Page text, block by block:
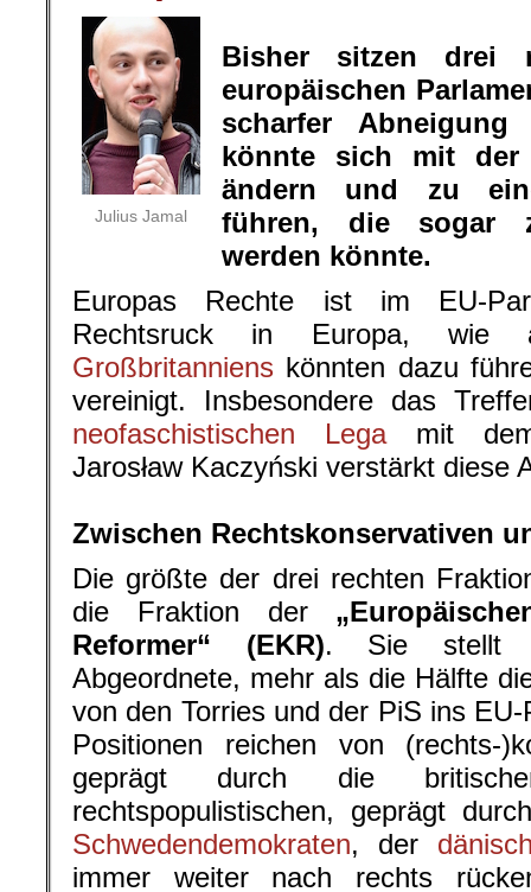
Julius Jamal
Bisher sitzen drei
europäischen
scharfer
könnte sich mit der
ändern und zu
führen, die sogar
werden könnte.
Europas Rechte ist im EU-
Rechtsruck in Europa,
Großbritanniens könnten dazu
vereinigt. Insbesondere das
neofaschistischen Lega mit
Jarosław Kaczyński verstärkt diese
Zwischen Rechtskonservativen
Die größte der drei rechten
die Fraktion der
Reformer“ (EKR). Sie stellt
Abgeordnete, mehr als die Hälfte
von den Torries und der PiS ins
Positionen reichen von (rechts-
geprägt durch die
rechtspopulistischen, geprägt
Schwedendemokraten, der
immer weiter nach rechts